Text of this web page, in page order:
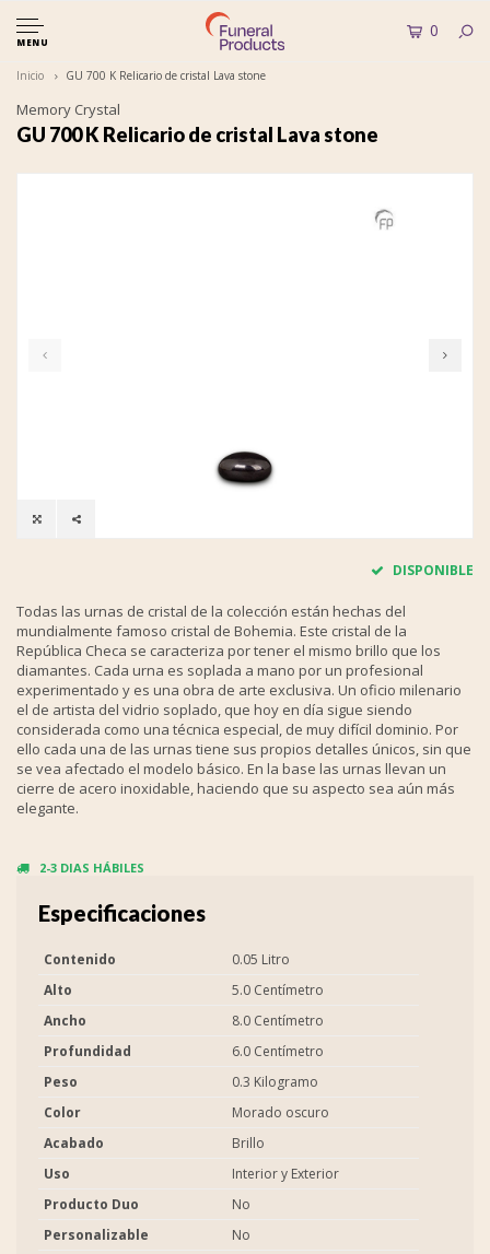
MENU
0
Inicio GU 700 K Relicario de cristal Lava stone
Memory Crystal
GU 700 K Relicario de cristal Lava stone
DISPONIBLE
Todas las urnas de cristal de la colección están hechas del
mundialmente famoso cristal de Bohemia. Este cristal de la
República Checa se caracteriza por tener el mismo brillo que los
diamantes. Cada urna es soplada a mano por un profesional
experimentado y es una obra de arte exclusiva. Un oficio milenario
el de artista del vidrio soplado, que hoy en día sigue siendo
considerada como una técnica especial, de muy difícil dominio. Por
ello cada una de las urnas tiene sus propios detalles únicos, sin que
se vea afectado el modelo básico. En la base las urnas llevan un
cierre de acero inoxidable, haciendo que su aspecto sea aún más
elegante.
2-3 DIAS HÁBILES
Especificaciones
Contenido
0.05 Litro
Alto
5.0 Centímetro
Ancho
8.0 Centímetro
Profundidad
6.0 Centímetro
Peso
0.3 Kilogramo
Color
Morado oscuro
Acabado
Brillo
Uso
Interior y Exterior
Producto Duo
No
Personalizable
No